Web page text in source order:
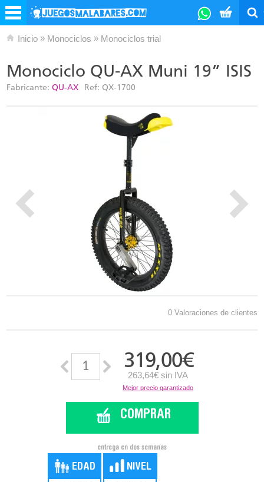
Inicio » Monociclos » Monociclos trial
Monociclo QU-AX Muni 19” ISIS
Fabricante: QU-AX Ref: QX-1700
0 Valoraciones de clientes
319,00€
263,64€ sin IVA
Mejor precio garantizado
COMPRAR
entrega en dos semanas